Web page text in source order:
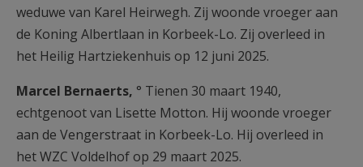
weduwe van Karel Heirwegh. Zij woonde vroeger aan
de Koning Albertlaan in Korbeek-Lo. Zij overleed in
het Heilig Hartziekenhuis op 12 juni 2025.
Marcel Bernaerts, ° Tienen 30 maart 1940,
echtgenoot van Lisette Motton. Hij woonde vroeger
aan de Vengerstraat in Korbeek-Lo. Hij overleed in
het WZC Voldelhof op 29 maart 2025.